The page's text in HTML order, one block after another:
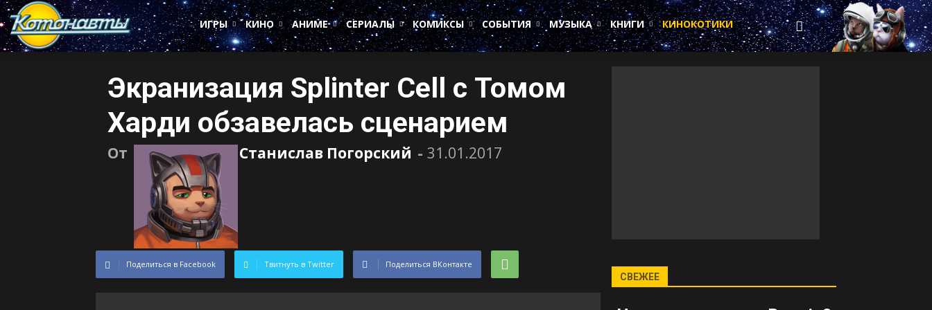
Котонавты
ИГРЫ
КИНО АНИМЕ СЕРИАЛЫ КОМИКСЫ СОБЫТИЯ МУЗЫКА КНИГИ КИНОКОТИКИ
Экранизация Splinter Cell с Томом
Харди обзавелась сценарием
От Станислав Погорский - 31.01.2017
Поделиться в Facebook Твитнуть в Twitter Поделиться ВКонтакте
СВЕЖЕЕ